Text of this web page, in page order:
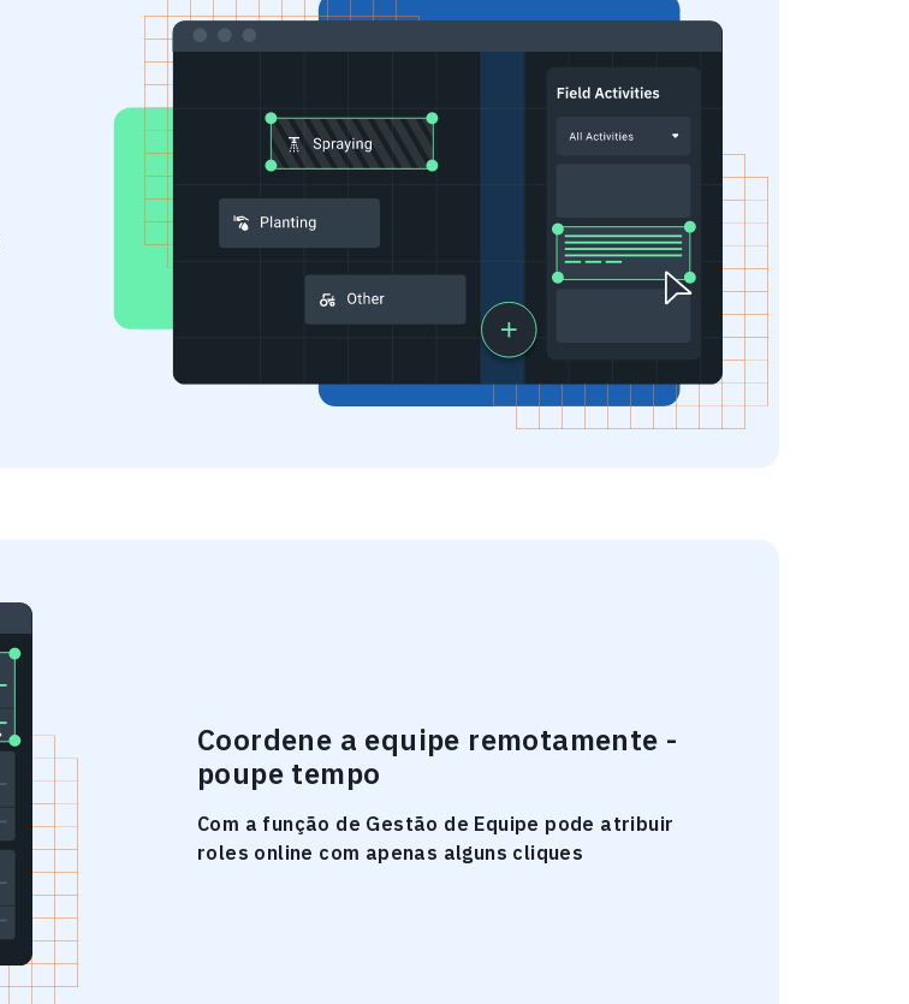
Coordene a equipe remotamente -
poupe tempo
Com a função de Gestão de Equipe pode atribuir
roles online com apenas alguns cliques